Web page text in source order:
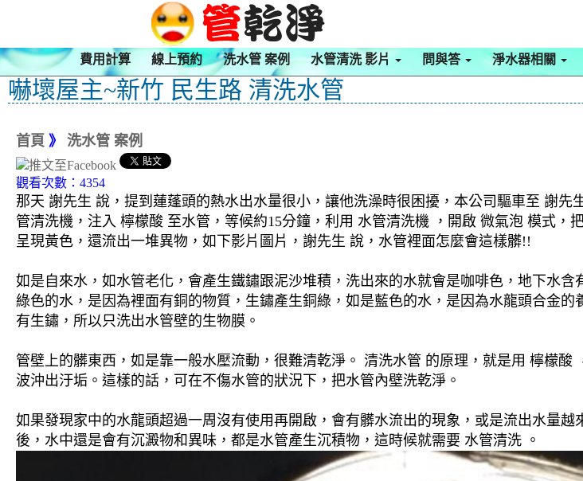
費用計算 線上預約 洗水管 案例 水管清洗 影片 問與答 淨水器相關
嚇壞屋主~新竹 民生路 清洗水管
首頁 》 洗水管 案例
觀看次數：4354
那天 謝先生 說，提到蓮蓬頭的熱水出水量很小，讓他洗澡時很困擾，本公司驅車至 謝
管清洗機，注入 檸檬酸 至水管，等候約15分鐘，利用 水管清洗機 ，開啟 微氣泡 模式
呈現黃色，還流出一堆異物，如下影片圖片，謝先生 說，水管裡面怎麼會這樣髒!!
如是自來水，如水管老化，會產生鐵鏽跟泥沙堆積，洗出來的水就會是咖啡色，地下水
綠色的水，是因為裡面有銅的物質，生鏽產生銅綠，如是藍色的水，是因為水龍頭合金
有生鏽，所以只洗出水管壁的生物膜。
管壁上的髒東西，如是靠一般水壓流動，很難清乾淨。 清洗水管 的原理，就是用 檸檬
波沖出汙垢。這樣的話，可在不傷水管的狀況下，把水管內壁洗乾淨。
如果發現家中的水龍頭超過一周沒有使用再開啟，會有髒水流出的現象，或是流出水量
後，水中還是會有沉澱物和異味，都是水管產生沉積物，這時候就需要 水管清洗 。